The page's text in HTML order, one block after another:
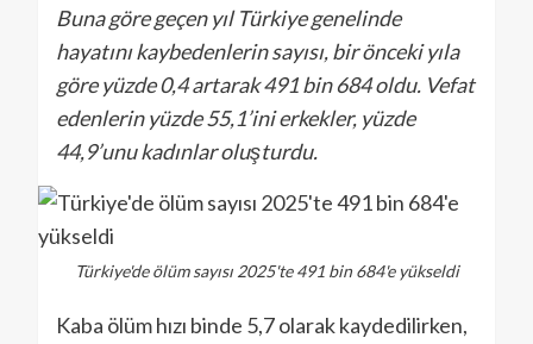
Buna göre geçen yıl Türkiye genelinde
hayatını kaybedenlerin sayısı, bir önceki yıla
göre yüzde 0,4 artarak 491 bin 684 oldu. Vefat
edenlerin yüzde 55,1’ini erkekler, yüzde
44,9’unu kadınlar oluşturdu.
Türkiye'de ölüm sayısı 2025'te 491 bin 684'e yükseldi
Kaba ölüm hızı binde 5,7 olarak kaydedilirken,